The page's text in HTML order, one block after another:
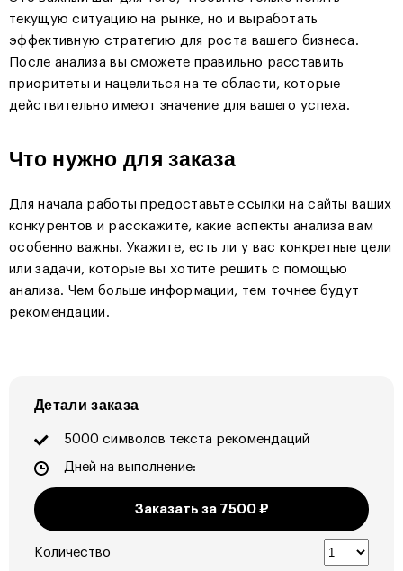
текущую ситуацию на рынке, но и выработать
эффективную стратегию для роста вашего бизнеса.
После анализа вы сможете правильно расставить
приоритеты и нацелиться на те области, которые
действительно имеют значение для вашего успеха.
Что нужно для заказа
Для начала работы предоставьте ссылки на сайты ваших
конкурентов и расскажите, какие аспекты анализа вам
особенно важны. Укажите, есть ли у вас конкретные цели
или задачи, которые вы хотите решить с помощью
анализа. Чем больше информации, тем точнее будут
рекомендации.
Детали заказа
5000 символов текста рекомендаций
Дней на выполнение:
Заказать за 7500₽
Количество